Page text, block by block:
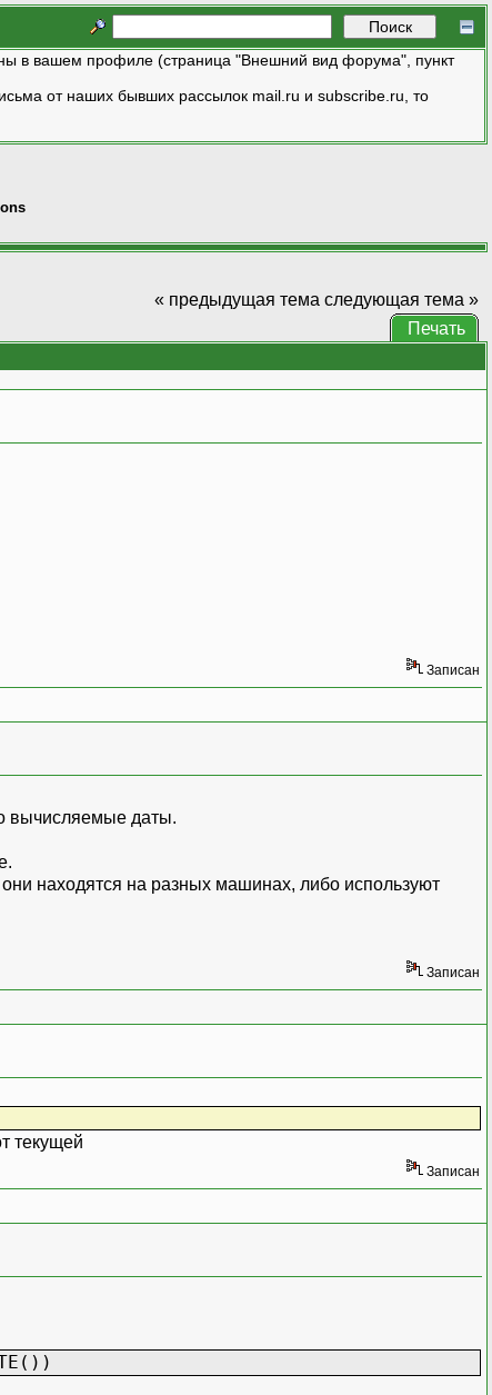
в вашем профиле (страница "Внешний вид форума", пункт
от наших бывших рассылок mail.ru и subscribe.ru, то
« предыдущая тема следующая тема »
Печать
Записан
вычисляемые даты.
находятся на разных машинах, либо используют
Записан
текущей
Записан